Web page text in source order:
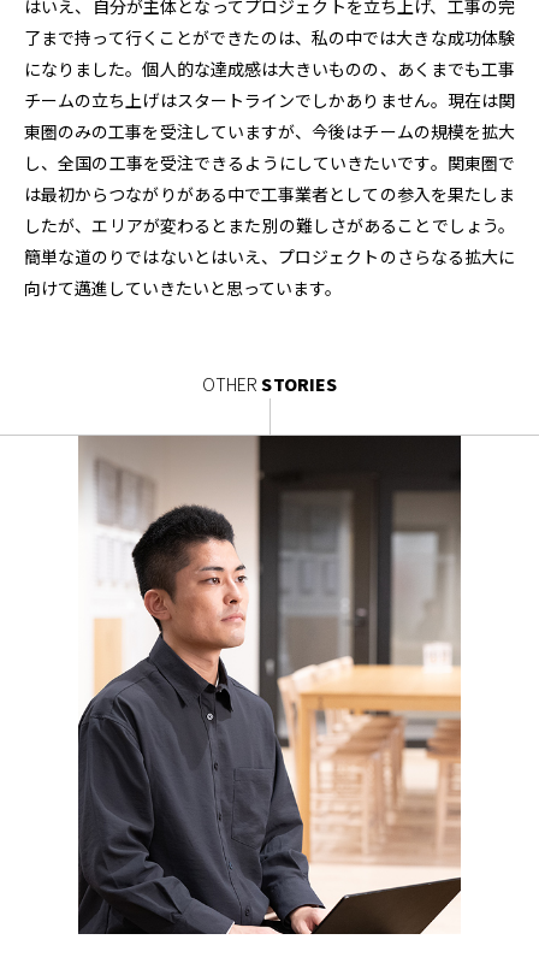
はいえ、自分が主体となってプロジェクトを立ち上げ、工事の完
了まで持って行くことができたのは、私の中では大きな成功体験
になりました。個人的な達成感は大きいものの、あくまでも工事
チームの立ち上げはスタートラインでしかありません。現在は関
東圏のみの工事を受注していますが、今後はチームの規模を拡大
し、全国の工事を受注できるようにしていきたいです。関東圏で
は最初からつながりがある中で工事業者としての参入を果たしま
したが、エリアが変わるとまた別の難しさがあることでしょう。
簡単な道のりではないとはいえ、プロジェクトのさらなる拡大に
向けて邁進していきたいと思っています。
OTHER STORIES